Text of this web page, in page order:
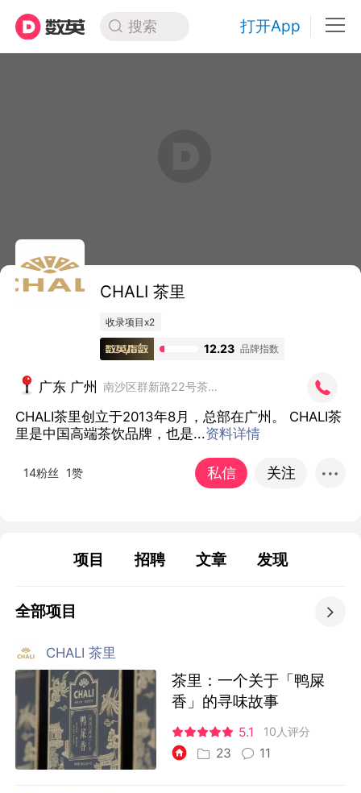
搜索 打开App
CHALI 茶里
收录项目x2
12.23 品牌指数
广东 广州 南沙区群新路22号茶里集团南沙总部
CHALI茶里创立于2013年8月，总部在广州。 CHALI茶
里是中国高端茶饮品牌，也是...资料详情
14粉丝 1赞 私信 关注
项目 招聘 文章 发现
全部项目 
CHALI 茶里
茶里：一个关于「鸭屎
香」的寻味故事
5.1 10人评分
23 11